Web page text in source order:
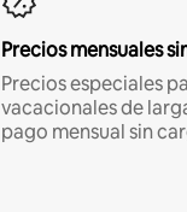
Precios mensuales
Precios especiales
vacacionales de
pago mensual sin